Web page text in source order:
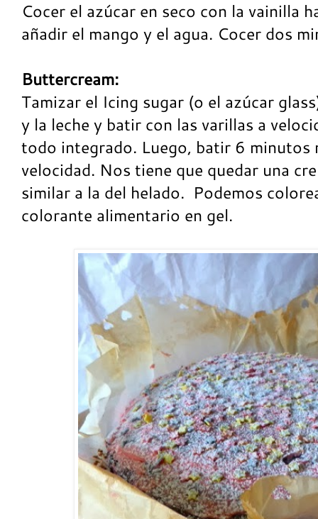
Cocer el azúcar en seco con la vainilla
añadir el mango y el agua. Cocer dos
Buttercream:
Tamizar el Icing sugar (o el azúcar
y la leche y batir con las varillas a
todo integrado. Luego, batir 6 minutos
velocidad. Nos tiene que quedar una
similar a la del helado. Podemos
colorante alimentario en gel.